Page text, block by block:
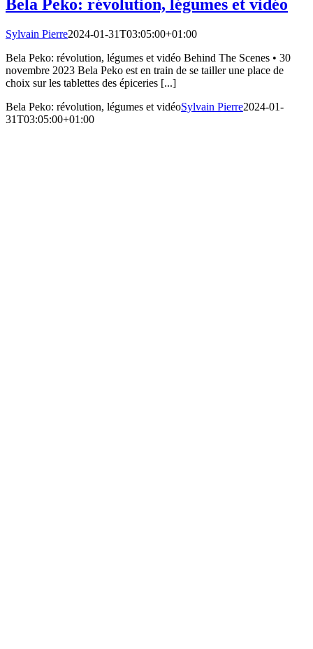
Bela Peko: révolution, légumes et vidéo
Sylvain Pierre2024-01-31T03:05:00+01:00
Bela Peko: révolution, légumes et vidéo Behind The Scenes • 30
novembre 2023 Bela Peko est en train de se tailler une place de
choix sur les tablettes des épiceries [...]
Bela Peko: révolution, légumes et vidéoSylvain Pierre2024-01-
31T03:05:00+01:00